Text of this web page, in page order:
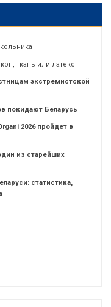
ткань или латекс
экстремистской
покидают Беларусь
2026 пройдет в
из старейших
статистика,